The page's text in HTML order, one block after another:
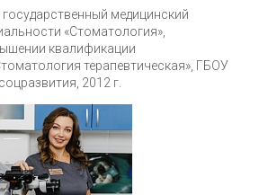
медицинский
«Стоматология»,
квалификации
терапевтическая», ГБОУ
2012 г.